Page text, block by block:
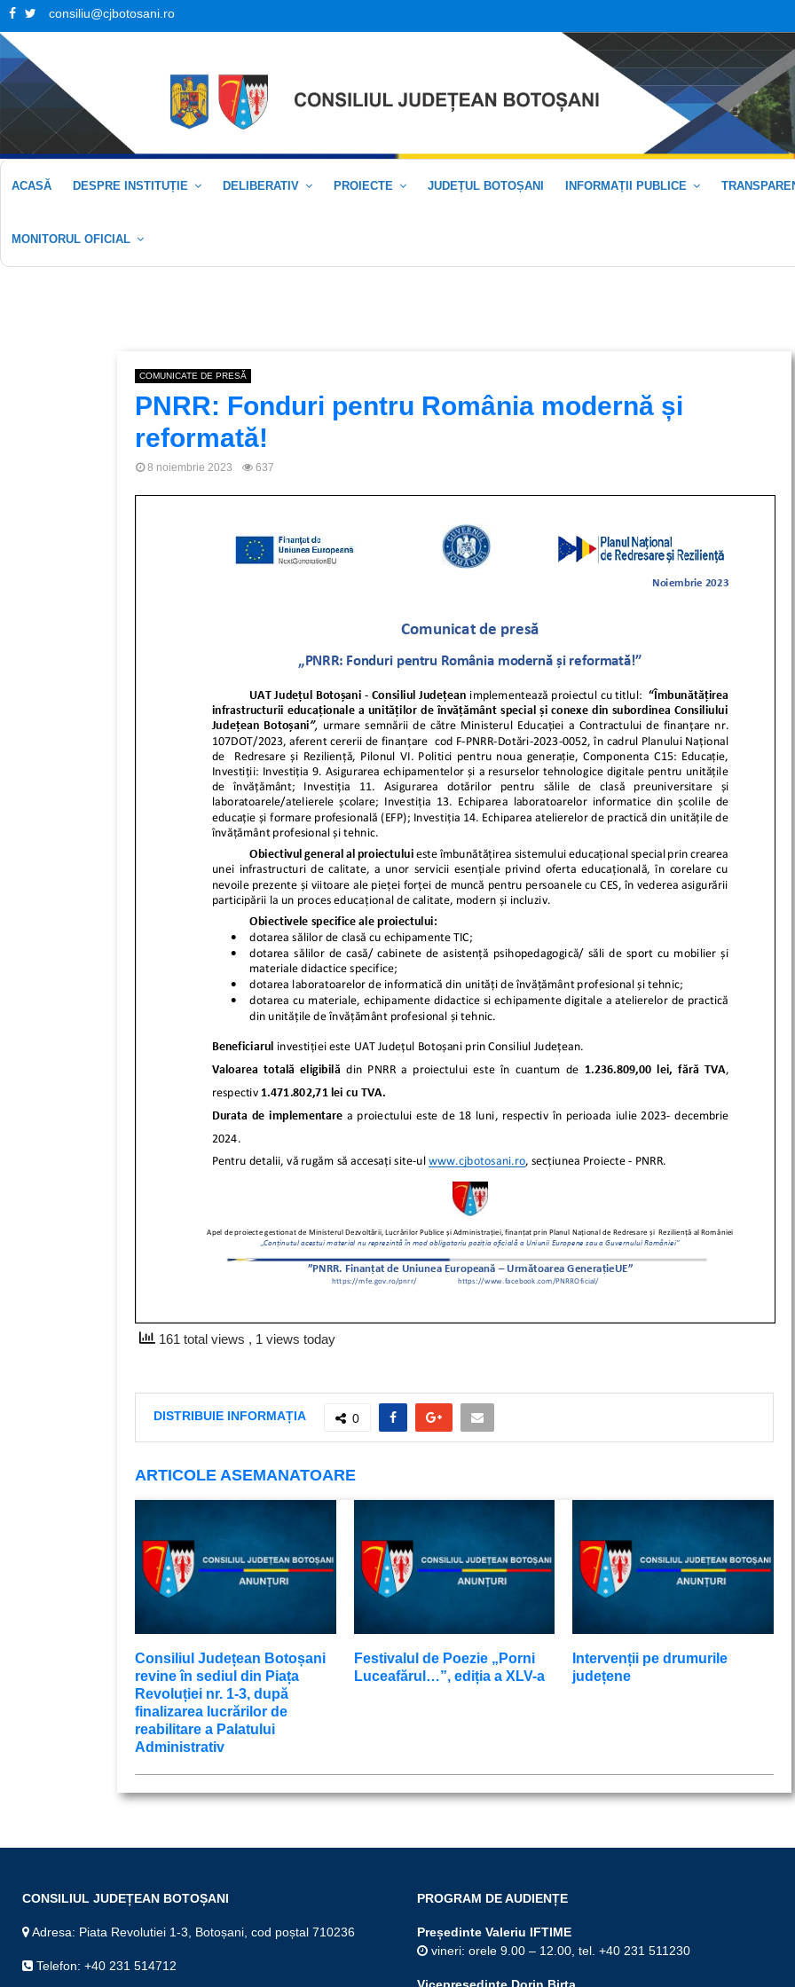
Facebook
Twitter
consiliu@cjbotosani.ro
ACASĂ DESPRE INSTITUȚIE DELIBERATIV PROIECTE JUDEȚUL BOTOȘANI INFORMAȚII PUBLICE
MONITORUL OFICIAL
COMUNICATE DE PRESĂ
PNRR: Fonduri pentru România modernă și
reformată!
8 noiembrie 2023 637
161 total views , 1 views today
DISTRIBUIE INFORMAȚIA 0
ARTICOLE ASEMANATOARE
Consiliul Județean Botoșani
revine în sediul din Piața
Revoluției nr. 1-3, după
finalizarea lucrărilor de
reabilitare a Palatului
Administrativ
Festivalul de Poezie „Porni
Luceafărul…”, ediția a XLV-a
Intervenții pe drumurile
județene
CONSILIUL JUDEȚEAN BOTOȘANI
Adresa: Piata Revolutiei 1-3, Botoșani, cod poștal 710236
Telefon: +40 231 514712
PROGRAM DE AUDIENȚE
Președinte Valeriu IFTIME
vineri: orele 9.00 – 12.00, tel. +40 231 511230
Vicepreşedinte Dorin Birta